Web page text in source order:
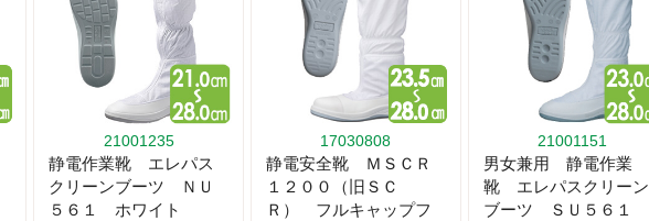
21001235
静電作業靴 エレパス
クリーンブーツ ＮＵ
５６１ ホワイト
17030808
静電安全靴 ＭＳＣＲ
１２００（旧ＳＣ
Ｒ） フルキャップフ
21001151
男女兼用 静電作業
靴 エレパスクリーン
ブーツ ＳＵ５６１